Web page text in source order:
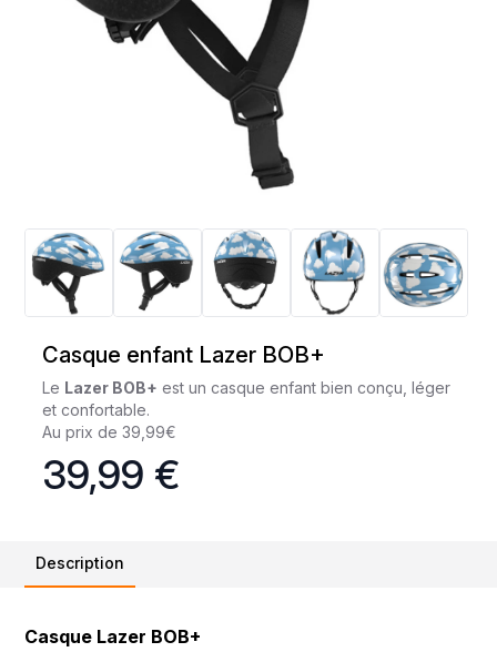
Casque enfant Lazer BOB+
Le Lazer BOB+ est un casque enfant bien conçu, léger
et confortable.
Au prix de 39,99€
39,99 €
Description
Casque Lazer BOB+